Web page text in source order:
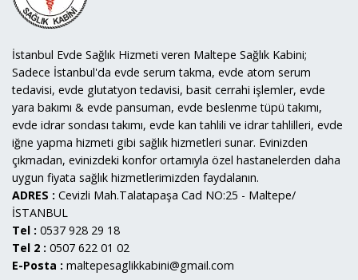
İstanbul Evde Sağlık Hizmeti veren Maltepe Sağlık Kabini;
Sadece İstanbul'da evde serum takma, evde atom serum
tedavisi, evde glutatyon tedavisi, basit cerrahi işlemler, evde
yara bakımı & evde pansuman, evde beslenme tüpü takımı,
evde idrar sondası takımı, evde kan tahlili ve idrar tahlilleri, evde
iğne yapma hizmeti gibi sağlık hizmetleri sunar. Evinizden
çıkmadan, evinizdeki konfor ortamıyla özel hastanelerden daha
uygun fiyata sağlık hizmetlerimizden faydalanın.
ADRES : Cevizli Mah.Talatapaşa Cad NO:25 - Maltepe/
İSTANBUL
Tel : 0537 928 29 18
Tel 2 : 0507 622 01 02
E-Posta : maltepesaglikkabini@gmail.com